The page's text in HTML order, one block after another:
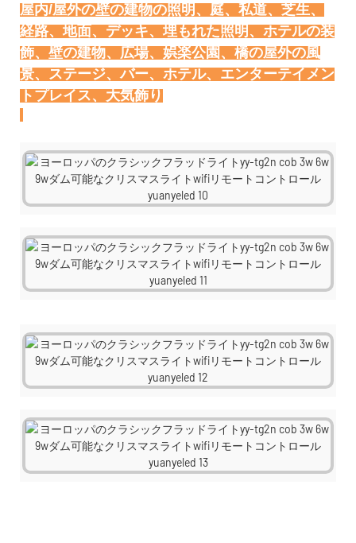
屋内/屋外の壁の建物の照明、庭、私道、芝生、
経路、地面、デッキ、埋もれた照明、ホテルの装
飾、壁の建物、広場、娯楽公園、橋の屋外の風
景、ステージ、バー、ホテル、エンターテイメン